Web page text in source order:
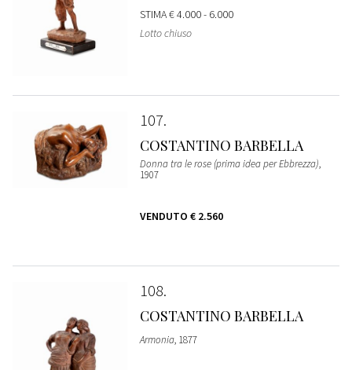
STIMA€ 4.000 - 6.000
Lotto chiuso
107
COSTANTINO BARBELLA
Donna tra le rose (prima idea per Ebbrezza),
1907
VENDUTO € 2.560
108
COSTANTINO BARBELLA
Armonia, 1877